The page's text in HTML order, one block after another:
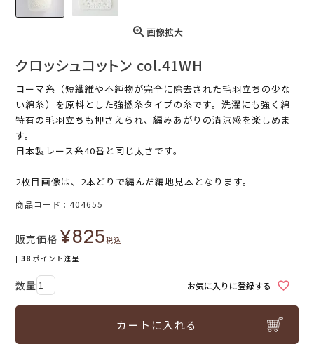
画像拡大
クロッシュコットン col.41WH
コーマ糸（短繊維や不純物が完全に除去された毛羽立ちの少な
い綿糸）を原料とした強撚糸タイプの糸です。洗濯にも強く綿
特有の毛羽立ちも押さえられ、編みあがりの清涼感を楽しめま
す。
日本製レース糸40番と同じ太さです。
2枚目画像は、2本どりで編んだ編地見本となります。
商品コード 404655
販売価格 ¥825税込
[ 38 ポイント進呈 ]
お気に入りに登録する
カートに入れる